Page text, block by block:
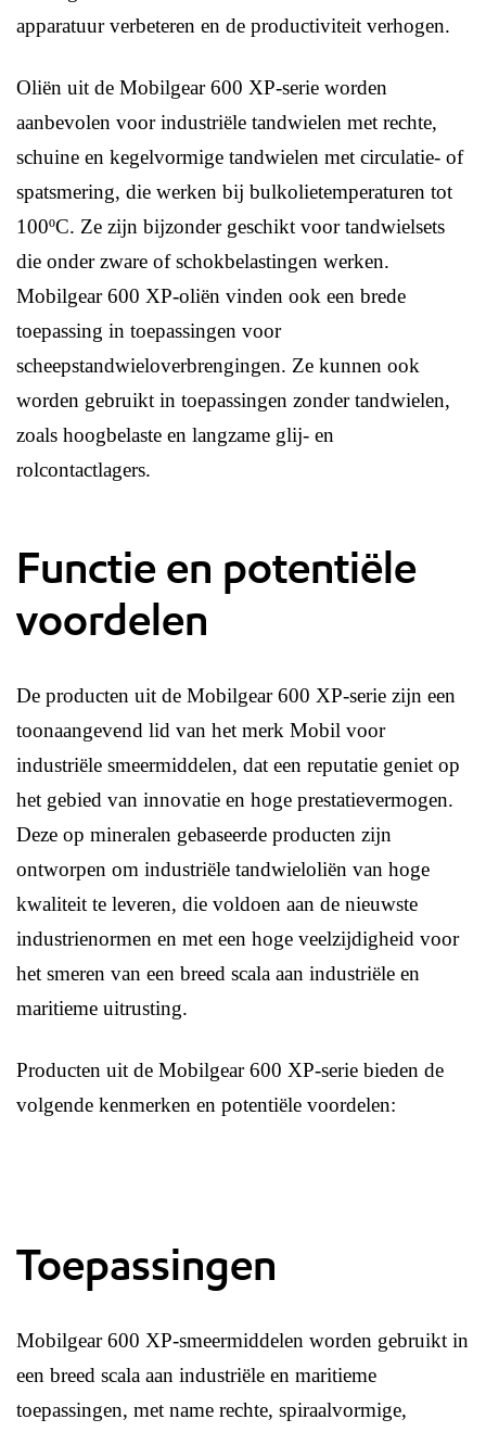
apparatuur verbeteren en de productiviteit verhogen.
Oliën uit de Mobilgear 600 XP-serie worden
aanbevolen voor industriële tandwielen met rechte,
schuine en kegelvormige tandwielen met circulatie- of
spatsmering, die werken bij bulkolietemperaturen tot
100ºC. Ze zijn bijzonder geschikt voor tandwielsets
die onder zware of schokbelastingen werken.
Mobilgear 600 XP-oliën vinden ook een brede
toepassing in toepassingen voor
scheepstandwieloverbrengingen. Ze kunnen ook
worden gebruikt in toepassingen zonder tandwielen,
zoals hoogbelaste en langzame glij- en
rolcontactlagers.
Functie en potentiële
voordelen
De producten uit de Mobilgear 600 XP-serie zijn een
toonaangevend lid van het merk Mobil voor
industriële smeermiddelen, dat een reputatie geniet op
het gebied van innovatie en hoge prestatievermogen.
Deze op mineralen gebaseerde producten zijn
ontworpen om industriële tandwieloliën van hoge
kwaliteit te leveren, die voldoen aan de nieuwste
industrienormen en met een hoge veelzijdigheid voor
het smeren van een breed scala aan industriële en
maritieme uitrusting.
Producten uit de Mobilgear 600 XP-serie bieden de
volgende kenmerken en potentiële voordelen:
Toepassingen
Mobilgear 600 XP-smeermiddelen worden gebruikt in
een breed scala aan industriële en maritieme
toepassingen, met name rechte, spiraalvormige,